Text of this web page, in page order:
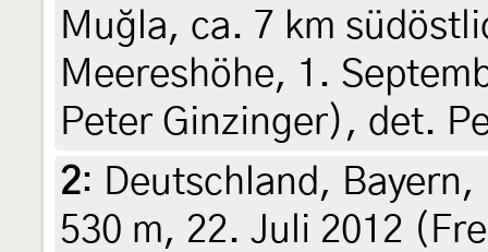
Muğla, ca. 7 km
Meereshöhe, 1.
Peter Ginzinger), det.
2: Deutschland,
530 m, 22. Juli 2012